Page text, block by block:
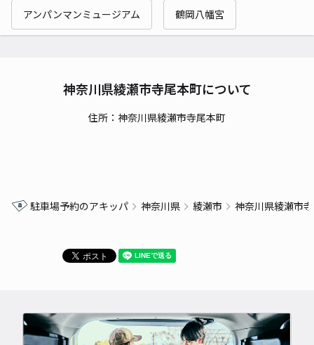
アンパンマンミュージアム 鶴岡八幡宮
神奈川県綾瀬市寺尾本町について
住所：神奈川県綾瀬市寺尾本町
駐車場予約のアキッパ 神奈川県 綾瀬市 神奈川県綾瀬市